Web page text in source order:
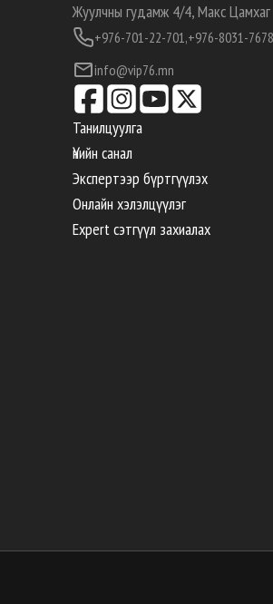
Жуулчны гудамж 4/4, Макс Цамхаг
+976-701-22-701,+976-8031-7678
info@vip76.mn
Танилцуулга
Үнийн санал
Экспертээр бүртгүүлэх
Онлайн хэлэлцүүлэг
Expert сэтгүүл захиалах